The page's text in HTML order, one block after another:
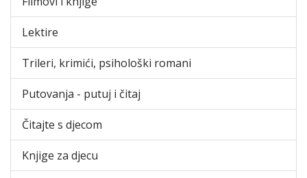
Lektire
Trileri, krimići, psihološki romani
Putovanja - putuj i čitaj
Čitajte s djecom
Knjige za djecu